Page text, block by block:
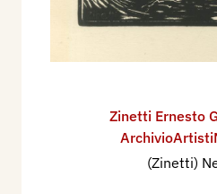
Zinetti Ernesto
(Zinetti)